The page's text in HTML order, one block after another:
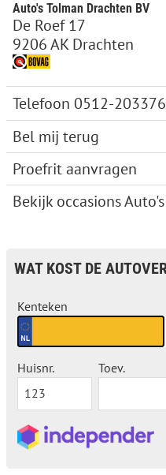
Auto's Tolman Drachten BV
De Roef 17
9206 AK Drachten
Bel mij terug
Proefrit aanvragen
Bekijk occasions
WAT KOST DE
Kenteken
Huisnr. Toev.